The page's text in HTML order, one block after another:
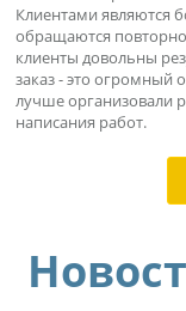
Клиентами являются
обращаются
клиенты довольны
заказ - это
лучше организовали
написания работ.